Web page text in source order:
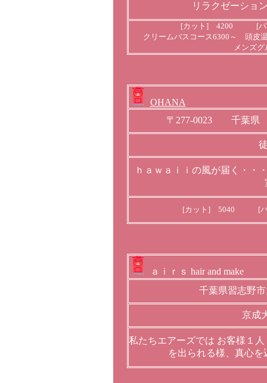
リラクゼーショ
[カット] 4200 [パ
クリームバスコース6300～ 頭皮
メンズ
OHANA
〒277-0023 千葉県
ｈａｗａｉｉの風が届く・・
[カット] 5040 [パ
ａｉｒｓ hair and make
千葉県習志野
京成
私たちエアーズでは お客様１
を出られる様、真心